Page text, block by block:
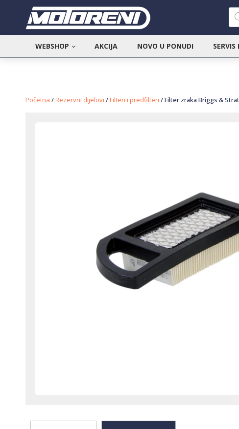
WEBSHOP AKCIJA NOVO U PONUDI SERVIS
Početna /Rezervni dijelovi /Filteri i predfilteri / Filter zraka Briggs &